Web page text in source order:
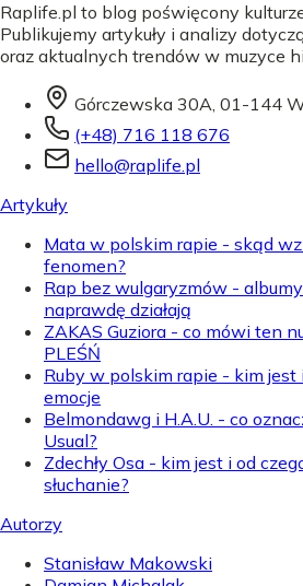
Raplife.pl to blog poświęcony
Publikujemy artykuły i analizy
oraz aktualnych trendów w muzyce
Górczewska 30A, 01-144
(+48) 716 118 676
hello@raplife.pl
Artykuły
Mata w polskim rapie - skąd
fenomen?
Rap bez wulgaryzmów -
naprawdę działają
ZAKAS Guziora - co mówi ten
PLEŚŃ
Ruby w polskim rapie - kim jest
emocje
Belmondawg i H.A.U. - co
Usual?
Zdechły Osa - kim jest i od
słuchanie?
Autorzy
Stanisław Makowski